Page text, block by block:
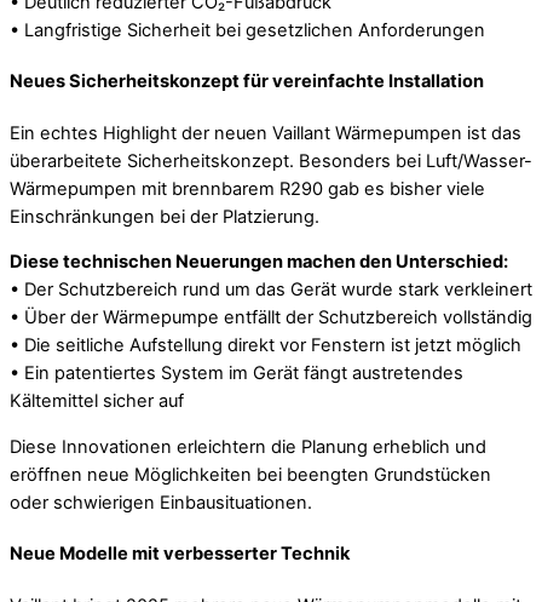
• Langfristige Sicherheit bei gesetzlichen Anforderungen
Neues Sicherheitskonzept für vereinfachte Installation
Ein echtes Highlight der neuen Vaillant Wärmepumpen ist das
überarbeitete Sicherheitskonzept. Besonders bei Luft/Wasser-
Wärmepumpen mit brennbarem R290 gab es bisher viele
Einschränkungen bei der Platzierung.
Diese technischen Neuerungen machen den Unterschied:
• Der Schutzbereich rund um das Gerät wurde stark verkleinert
• Über der Wärmepumpe entfällt der Schutzbereich vollständig
• Die seitliche Aufstellung direkt vor Fenstern ist jetzt möglich
• Ein patentiertes System im Gerät fängt austretendes
Kältemittel sicher auf
Diese Innovationen erleichtern die Planung erheblich und
eröffnen neue Möglichkeiten bei beengten Grundstücken
oder schwierigen Einbausituationen.
Neue Modelle mit verbesserter Technik